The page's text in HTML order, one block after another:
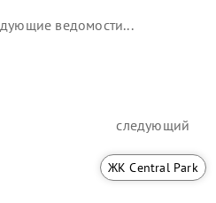
ведомости...
следующий
ЖК Central Park